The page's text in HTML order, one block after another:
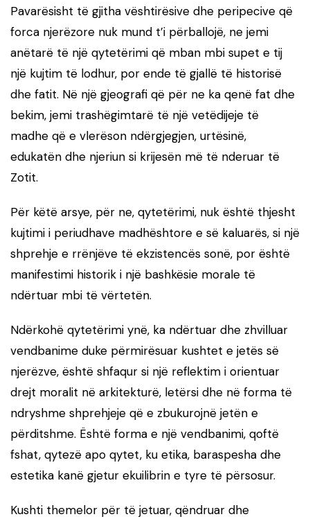
Pavarësisht të gjitha vështirësive dhe peripecive që
forca njerëzore nuk mund t’i përballojë, ne jemi
anëtarë të një qytetërimi që mban mbi supet e tij
një kujtim të lodhur, por ende të gjallë të historisë
dhe fatit. Në një gjeografi që për ne ka qenë fat dhe
bekim, jemi trashëgimtarë të një vetëdijeje të
madhe që e vlerëson ndërgjegjen, urtësinë,
edukatën dhe njeriun si krijesën më të nderuar të
Zotit.
Për këtë arsye, për ne, qytetërimi, nuk është thjesht
kujtimi i periudhave madhështore e së kaluarës, si një
shprehje e rrënjëve të ekzistencës sonë, por është
manifestimi historik i një bashkësie morale të
ndërtuar mbi të vërtetën.
Ndërkohë qytetërimi ynë, ka ndërtuar dhe zhvilluar
vendbanime duke përmirësuar kushtet e jetës së
njerëzve, është shfaqur si një reflektim i orientuar
drejt moralit në arkitekturë, letërsi dhe në forma të
ndryshme shprehjeje që e zbukurojnë jetën e
përditshme. Është forma e një vendbanimi, qoftë
fshat, qytezë apo qytet, ku etika, baraspesha dhe
estetika kanë gjetur ekuilibrin e tyre të përsosur.
Kushti themelor për të jetuar, qëndruar dhe